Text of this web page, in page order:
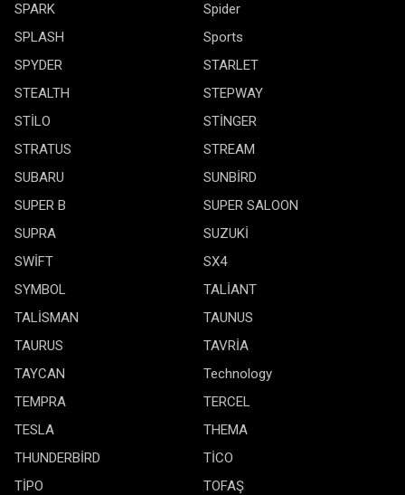
SPARK
Spider
SPLASH
Sports
SPYDER
STARLET
STEALTH
STEPWAY
STİLO
STİNGER
STRATUS
STREAM
SUBARU
SUNBİRD
SUPER B
SUPER SALOON
SUPRA
SUZUKİ
SWİFT
SX4
SYMBOL
TALİANT
TALİSMAN
TAUNUS
TAURUS
TAVRİA
TAYCAN
Technology
TEMPRA
TERCEL
TESLA
THEMA
THUNDERBİRD
TİCO
TİPO
TOFAŞ